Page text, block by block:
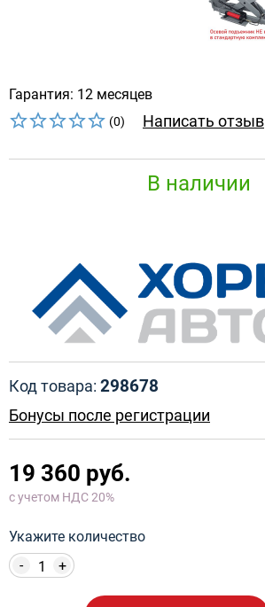
Гарантия: 12 месяцев
(0) Написать отзыв
В наличии
Код товара: 298678
Бонусы после регистрации
19 360 руб.
с учетом НДС 20%
Укажите количество
+
-